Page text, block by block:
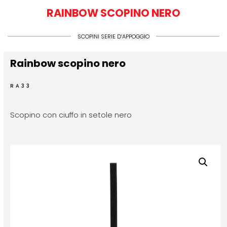
RAINBOW SCOPINO NERO
SCOPINI SERIE D’APPOGGIO
Rainbow scopino nero
RA33
Scopino con ciuffo in setole nero